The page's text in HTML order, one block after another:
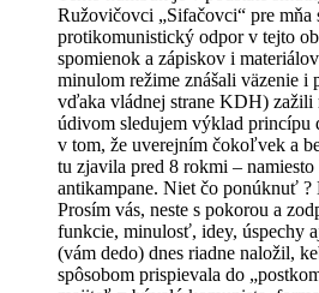
Ružovičovci „Sifačovci“ pre mňa
protikomunistický odpor v tejto
spomienok a zápiskov i
minulom režime znášali väzenie i
vďaka vládnej strane KDH) zažili
údivom sledujem výklad princípu
v tom, že uverejním čokoľvek a
tu zjavila pred 8 rokmi – namiesto
antikampane. Niet čo ponúknuť ?
Prosím vás, neste s pokorou a
funkcie, minulosť, idey, úspechy
(vám dedo) dnes riadne naložil,
spôsobom prispievala do